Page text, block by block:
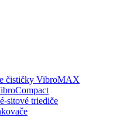
čističky VibroMAX
sitové triediče